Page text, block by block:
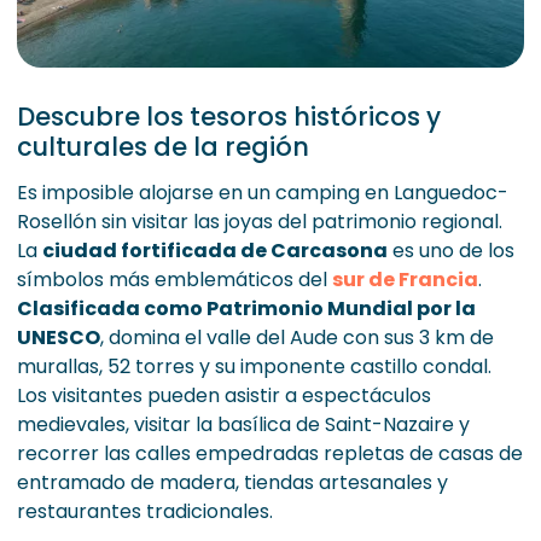
Descubre los tesoros históricos y
culturales de la región
Es imposible alojarse en un camping en Languedoc-
Rosellón sin visitar las joyas del patrimonio regional.
La ciudad fortificada de Carcasona es uno de los
símbolos más emblemáticos del sur de Francia.
Clasificada como Patrimonio Mundial por la
UNESCO, domina el valle del Aude con sus 3 km de
murallas, 52 torres y su imponente castillo condal.
Los visitantes pueden asistir a espectáculos
medievales, visitar la basílica de Saint-Nazaire y
recorrer las calles empedradas repletas de casas de
entramado de madera, tiendas artesanales y
restaurantes tradicionales.